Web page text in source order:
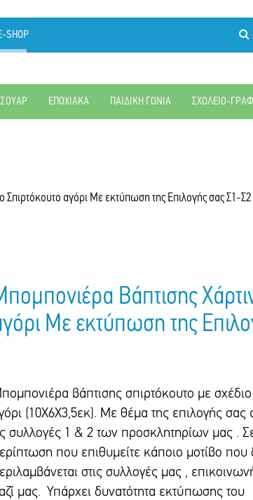
SHOP
ΕΠΟΧΙΑΚΑ ΠΑΙΔΙΚΗ ΓΩΝΙΑ ΣΧΟΛΕΙΟ-
Σπιρτόκουτο αγόρι Με εκτύπωση της Επιλογής σας Σ1-Σ2
Βάπτισης
Με εκτύπωση της
βάπτισης σπιρτόκουτο με σχέδιο
(10Χ6Χ3,5εκ). Με θέμα της επιλογής σας
συλλογές 1 & 2 των προσκλητηρίων μας .
που επιθυμείτε κάποιο μοτίβο που
στις συλλογές μας ,
μας. Υπάρχει δυνατότητα εκτύπωσης του